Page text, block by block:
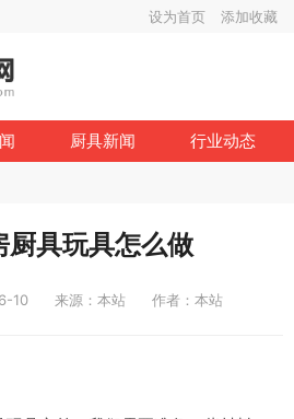
设为首页 添加收藏
厨具新闻 行业动态
厨具玩具怎么做
10 来源：本站 作者：本站